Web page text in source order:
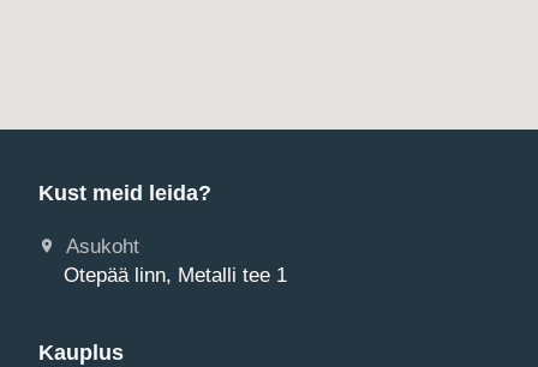
Kust meid leida?
Asukoht
Otepää linn, Metalli tee 1
Kauplus